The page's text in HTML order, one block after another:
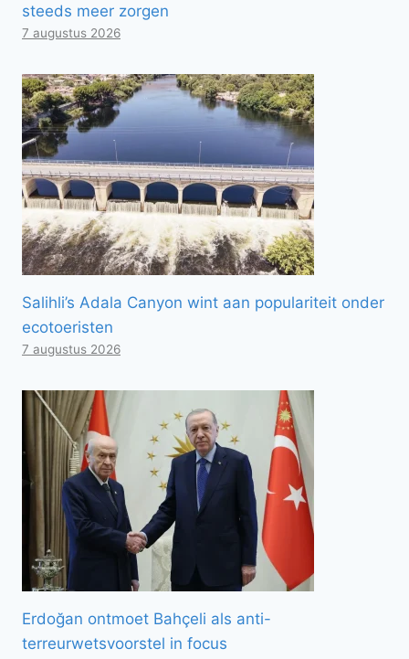
steeds meer zorgen
7 augustus 2026
Salihli’s Adala Canyon wint aan populariteit onder
ecotoeristen
7 augustus 2026
Erdoğan ontmoet Bahçeli als anti-
terreurwetsvoorstel in focus